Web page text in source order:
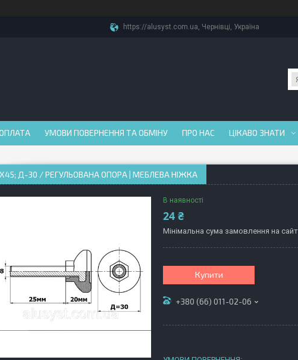
https://alusyst.com.ua, Чернівці, Україна
УМОВИ ПОВЕРНЕННЯ ТА ОБМІНУ ПРО НАС ЦІКАВО ЗНАТИ
Д-30 / РЕГУЛЬОВАНА ОПОРА | МЕБЛЕВА НІЖКА
В наявності
24 ₴
Мінімальна сума замовлення на
Купити
+380 (66) 011-02-06